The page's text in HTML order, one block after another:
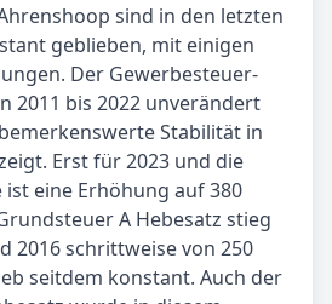
sind in den letzten
geblieben, mit einigen
Der Gewerbesteuer-
2011 bis 2022 unverändert
Stabilität in
Erst für 2023 und die
ist eine Erhöhung auf 380
A Hebesatz stieg
2016 schrittweise von 250
seitdem konstant. Auch der